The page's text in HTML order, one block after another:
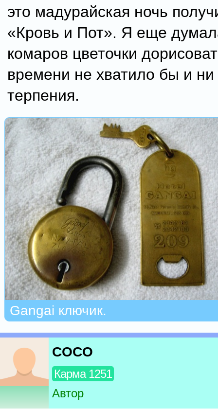
это мадурайская ночь
«Кровь и Пот». Я еще
комаров цветочки
времени не хватило бы и ни
терпения.
Gangai ключик.
COCO
Карма 1251
Автор